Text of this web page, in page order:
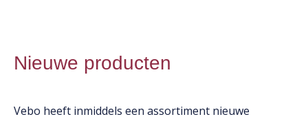
Nieuwe producten
Vebo heeft inmiddels een assortiment nieuwe